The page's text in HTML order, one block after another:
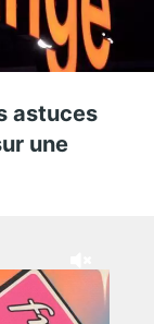
astuces
une